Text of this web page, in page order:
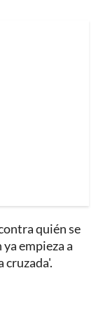
quién se
empieza a
cruzada'.